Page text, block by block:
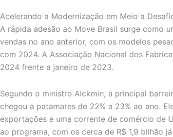
Acelerando a Modernização em Meio a
A rápida adesão ao Move Brasil surge como
vendas no ano anterior, com os modelos
com 2024. A Associação Nacional dos
2024 frente a janeiro de 2023.
Segundo o ministro Alckmin, a principal
chegou a patamares de 22% a 23% ao ano.
exportações e uma corrente de comércio de
ao programa, com os cerca de R$ 1,9 bilhão